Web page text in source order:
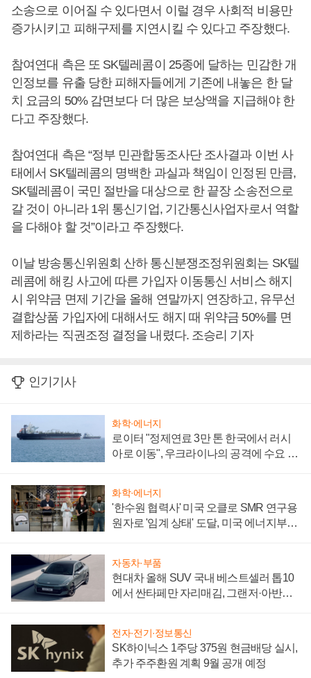
소송으로 이어질 수 있다면서 이럴 경우 사회적 비용만
증가시키고 피해구제를 지연시킬 수 있다고 주장했다.
참여연대 측은 또 SK텔레콤이 25종에 달하는 민감한 개
인정보를 유출 당한 피해자들에게 기존에 내놓은 한 달
치 요금의 50% 감면보다 더 많은 보상액을 지급해야 한
다고 주장했다.
참여연대 측은 “정부 민관합동조사단 조사결과 이번 사
태에서 SK텔레콤의 명백한 과실과 책임이 인정된 만큼,
SK텔레콤이 국민 절반을 대상으로 한 끝장 소송전으로
갈 것이 아니라 1위 통신기업, 기간통신사업자로서 역할
을 다해야 할 것”이라고 주장했다.
이날 방송통신위원회 산하 통신분쟁조정위원회는 SK텔
레콤에 해킹 사고에 따른 가입자 이동통신 서비스 해지
시 위약금 면제 기간을 올해 연말까지 연장하고, 유무선
결합상품 가입자에 대해서도 해지 때 위약금 50%를 면
제하라는 직권조정 결정을 내렸다. 조승리 기자
인기기사
화학·에너지
로이터 "정제연료 3만 톤 한국에서 러시
아로 이동", 우크라이나의 공격에 수요 늘
화학·에너지
'한수원 협력사' 미국 오클로 SMR 연구용
원자로 '임계 상태' 도달, 미국 에너지부
자동차·부품
현대차 올해 SUV 국내 베스트셀러 톱10
에서 싼타페만 자리매김, 그랜저·아반떼
전자·전기·정보통신
SK하이닉스 1주당 375원 현금배당 실시,
추가 주주환원 계획 9월 공개 예정